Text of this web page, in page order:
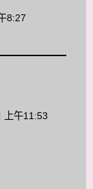
8:27
上午11:53